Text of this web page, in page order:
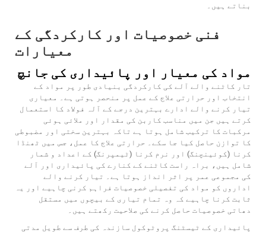
بناتے ہیں۔
فنی خصوصیات اور کارکردگی کے
معیارات
مواد کی معیار اور پائیداری کی جانچ
تار کاٹنے والے آلے کی کارکردگی بنیادی طور پر مواد کے
انتخاب اور حرارتی علاج کے عمل پر منحصر ہوتی ہے۔ معیاری
تیار کرنے والے ادارے بہترین درجے کے آلہ فولاد کا استعمال
کرتے ہیں جن میں مناسب کاربن کی مقدار اور ملائی ہوئی
مرکبات کا ترکیب شامل ہوتا ہے تاکہ بہترین سختی اور مضبوطی
کا توازن حاصل کیا جا سکے۔ حرارتی علاج کا عمل، جس میں ٹھنڈا
کرنا (کوئینچنگ) اور نرم کرنا (ٹیمپرنگ) کے اعداد و شمار
شامل ہیں، براہ راست کاٹنے کے کنارے کی پائیداری اور آلے
کی مجموعی عمر پر اثر انداز ہوتا ہے۔ تیار کرنے والے
اداروں کو مواد کی تفصیلی خصوصیات فراہم کرنی چاہیے اور یہ
ثابت کرنا چاہیے کہ وہ تمام تیاری کے بیچوں میں مستقل
دھاتی خصوصیات حاصل کرنے کی صلاحیت رکھتے ہیں۔
پائیداری کے ٹیسٹنگ پروٹوکول سازندہ کی طرف سے طویل مدتی